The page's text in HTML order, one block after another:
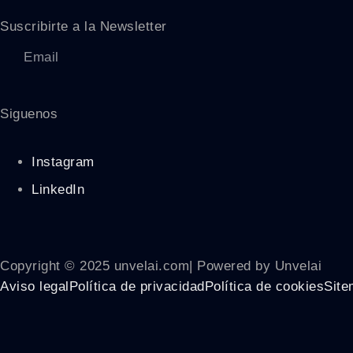
Suscribirte a la Newsletter
Siguenos
Instagram
LinkedIn
Copyright © 2025 unvelai.com| Powered by Unvelai
Aviso legal Política de privacidad Política de cookies